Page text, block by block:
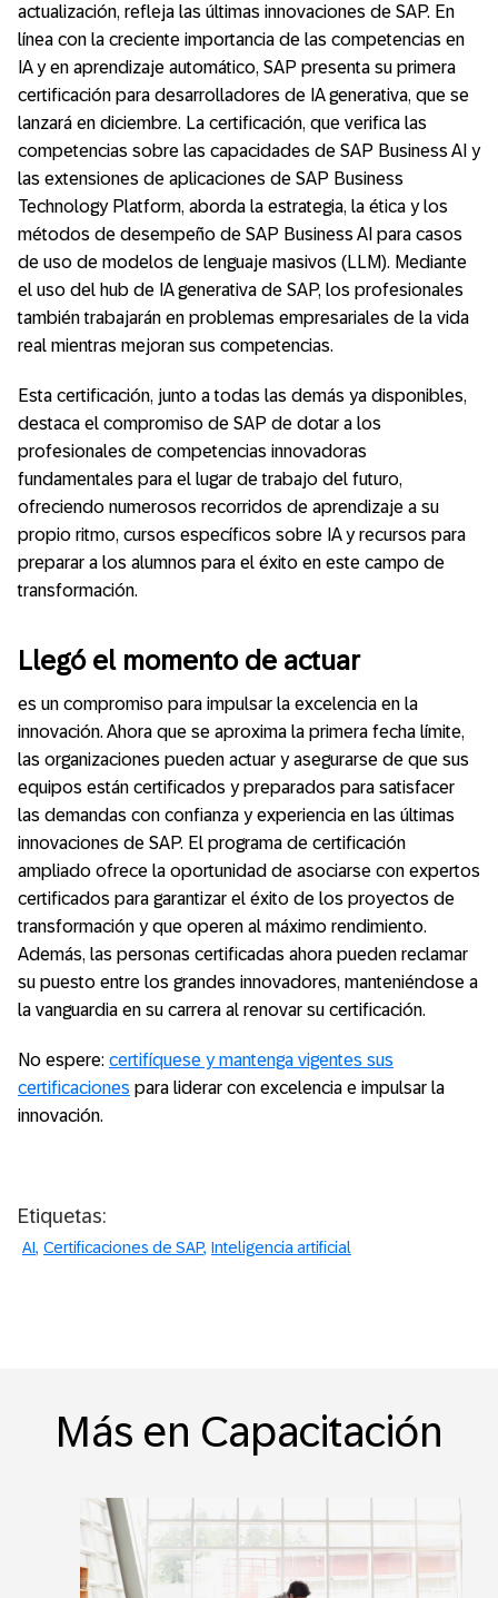
actualización, refleja las últimas innovaciones de SAP. En
línea con la creciente importancia de las competencias en
IA y en aprendizaje automático, SAP presenta su primera
certificación para desarrolladores de IA generativa, que se
lanzará en diciembre. La certificación, que verifica las
competencias sobre las capacidades de SAP Business AI y
las extensiones de aplicaciones de SAP Business
Technology Platform, aborda la estrategia, la ética y los
métodos de desempeño de SAP Business AI para casos
de uso de modelos de lenguaje masivos (LLM). Mediante
el uso del hub de IA generativa de SAP, los profesionales
también trabajarán en problemas empresariales de la vida
real mientras mejoran sus competencias.
Esta certificación, junto a todas las demás ya disponibles,
destaca el compromiso de SAP de dotar a los
profesionales de competencias innovadoras
fundamentales para el lugar de trabajo del futuro,
ofreciendo numerosos recorridos de aprendizaje a su
propio ritmo, cursos específicos sobre IA y recursos para
preparar a los alumnos para el éxito en este campo de
transformación.
Llegó el momento de actuar
es un compromiso para impulsar la excelencia en la
innovación. Ahora que se aproxima la primera fecha límite,
las organizaciones pueden actuar y asegurarse de que sus
equipos están certificados y preparados para satisfacer
las demandas con confianza y experiencia en las últimas
innovaciones de SAP. El programa de certificación
ampliado ofrece la oportunidad de asociarse con expertos
certificados para garantizar el éxito de los proyectos de
transformación y que operen al máximo rendimiento.
Además, las personas certificadas ahora pueden reclamar
su puesto entre los grandes innovadores, manteniéndose a
la vanguardia en su carrera al renovar su certificación.
No espere: certifíquese y mantenga vigentes sus
certificaciones para liderar con excelencia e impulsar la
innovación.
Etiquetas:
AI Certificaciones de SAP Inteligencia artificial
Más en Capacitación